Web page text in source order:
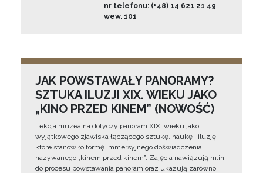
nr telefonu: (+48) 14 621 21 49
wew. 101
JAK POWSTAWAŁY PANORAMY?
SZTUKA ILUZJI XIX. WIEKU JAKO
„KINO PRZED KINEM” (NOWOŚĆ)
Lekcja muzealna dotyczy panoram XIX. wieku jako
wyjątkowego zjawiska łączącego sztukę, naukę i iluzję,
które stanowiło formę immersyjnego doświadczenia
nazywanego „kinem przed kinem”. Zajęcia nawiązują m.in.
do procesu powstawania panoram oraz ukazują zarówno